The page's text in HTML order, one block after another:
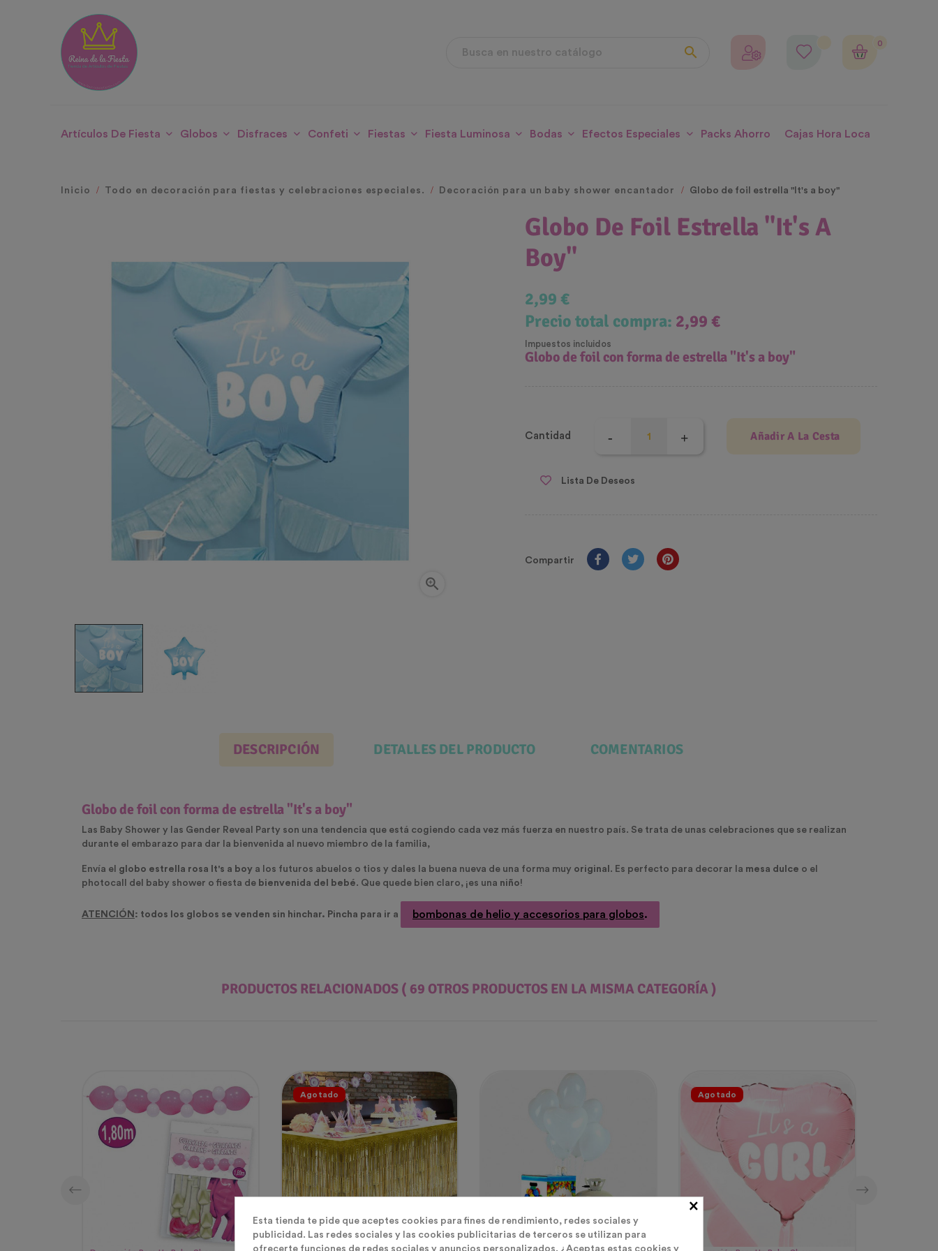

0
Artículos De Fiesta Globos Disfraces Confeti Fiestas Fiesta Luminosa Bodas Efectos Especiales Packs Ahorro Cajas Hora Loca
Inicio Todo en decoración para fiestas y celebraciones especiales. Decoración para un baby shower encantador Globo de foil estrella "It's a boy"

Globo De Foil Estrella "It's A
Boy"
2,99 €
Precio total compra: 2,99 €
Impuestos incluidos
Globo de foil con forma de estrella "It's a boy"
Cantidad Añadir A La Cesta
Lista De Deseos
Compartir
DESCRIPCIÓN DETALLES DEL PRODUCTO COMENTARIOS
Globo de foil con forma de estrella "It's a boy"
Las Baby Shower y las Gender Reveal Party son una tendencia que está cogiendo cada vez más fuerza en nuestro país. Se trata de unas celebraciones que se realizan
durante el embarazo para dar la bienvenida al nuevo miembro de la familia,
Envía el globo estrella rosa It's a boy a los futuros abuelos o tios y dales la buena nueva de una forma muy original . Es perfecto para decorar la mesa dulce o el
photocall del baby shower o fiesta de bienvenida del bebé. Que quede bien claro, ¡es una niño!
ATENCIÓN : todos los globos se venden sin hinchar. Pincha para ir a bombonas de helio y accesorios para globos.
PRODUCTOS RELACIONADOS ( 69 OTROS PRODUCTOS EN LA MISMA CATEGORÍA )
Agotado Agotado
×
Esta tienda te pide que aceptes cookies para fines de rendimiento, redes sociales y
publicidad. Las redes sociales y las cookies publicitarias de terceros se utilizan para
ofrecerte funciones de redes sociales y anuncios personalizados. ¿Aceptas estas cookies y